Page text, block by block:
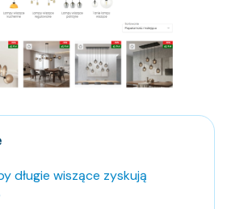
długie wiszące zyskują